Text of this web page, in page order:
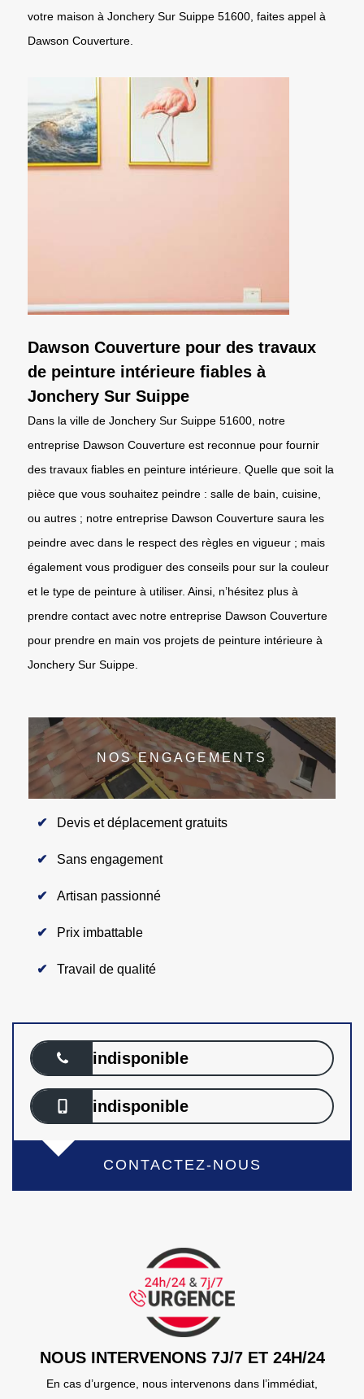
votre maison à Jonchery Sur Suippe 51600, faites appel à
Dawson Couverture.
Dawson Couverture pour des travaux
de peinture intérieure fiables à
Jonchery Sur Suippe
Dans la ville de Jonchery Sur Suippe 51600, notre
entreprise Dawson Couverture est reconnue pour fournir
des travaux fiables en peinture intérieure. Quelle que soit la
pièce que vous souhaitez peindre : salle de bain, cuisine,
ou autres ; notre entreprise Dawson Couverture saura les
peindre avec dans le respect des règles en vigueur ; mais
également vous prodiguer des conseils pour sur la couleur
et le type de peinture à utiliser. Ainsi, n’hésitez plus à
prendre contact avec notre entreprise Dawson Couverture
pour prendre en main vos projets de peinture intérieure à
Jonchery Sur Suippe.
NOS ENGAGEMENTS
Devis et déplacement gratuits
Sans engagement
Artisan passionné
Prix imbattable
Travail de qualité
indisponible
indisponible
CONTACTEZ-NOUS
NOUS INTERVENONS 7J/7 ET 24H/24
En cas d’urgence, nous intervenons dans l’immédiat,